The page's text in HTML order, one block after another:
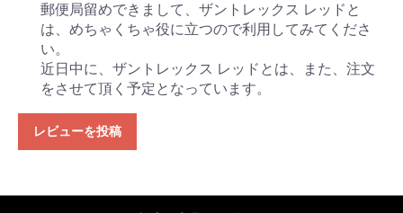
郵便局留めできまして、ザントレックス レッドと
は、めちゃくちゃ役に立つので利用してみてくださ
い。
近日中に、ザントレックス レッドとは、また、注文
をさせて頂く予定となっています。
レビューを投稿